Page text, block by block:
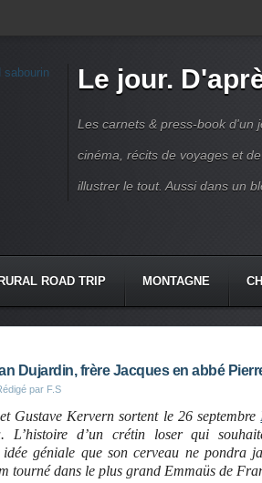
Le jour.
Les carnets & press-book d'un
cinéma, récits de voyages et
illustrer le tout. Aussi dans un
RURAL ROAD TRIP MONTAGNE
Dujardin, frère Jacques en abbé
par F.S
Gustave Kervern sortent le 26 septembre
L’histoire d’un crétin loser qui
idée géniale que son cerveau ne pondra
tourné dans le plus grand Emmaüs de